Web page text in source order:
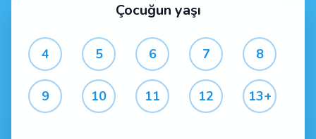
Çocuğun yaşı
4 5 6 7 8
9 10 11 12 13+